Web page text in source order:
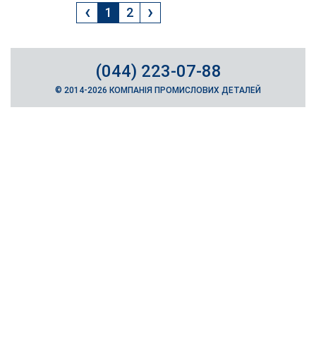
‹ 1 2 ›
(044) 223-07-88
© 2014-2026 КОМПАНІЯ ПРОМИСЛОВИХ ДЕТАЛЕЙ